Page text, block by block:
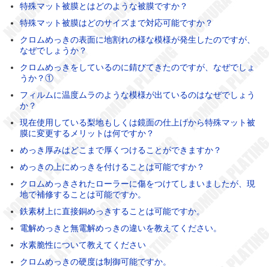
特殊マット被膜とはどのような被膜ですか？
特殊マット被膜はどのサイズまで対応可能ですか？
クロムめっきの表面に地割れの様な模様が発生したのですが、
なぜでしょうか？
クロムめっきをしているのに錆びてきたのですが、なぜでしょ
うか？①
フィルムに温度ムラのような模様が出ているのはなぜでしょう
か？
現在使用している梨地もしくは鏡面の仕上げから特殊マット被
膜に変更するメリットは何ですか？
めっき厚みはどこまで厚くつけることができますか？
めっきの上にめっきを付けることは可能ですか？
クロムめっきされたローラーに傷をつけてしまいましたが、現
地で補修することは可能ですか。
鉄素材上に直接銅めっきすることは可能ですか。
電解めっきと無電解めっきの違いを教えてください。
水素脆性について教えてください
クロムめっきの硬度は制御可能ですか。